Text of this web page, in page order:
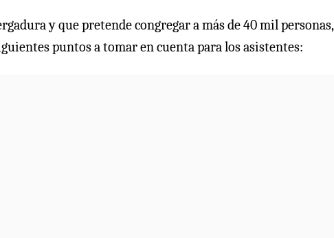
y que pretende congregar a más de 40 mil personas,
puntos a tomar en cuenta para los asistentes: